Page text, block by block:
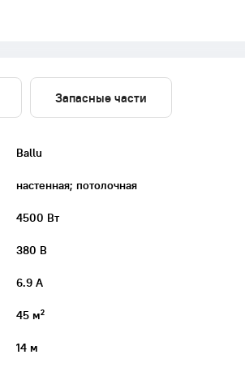
Запасные части
Ballu
настенная; потолочная
4500 Вт
380 В
6.9 А
45 м²
14 м